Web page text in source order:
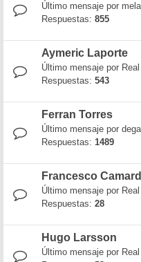
Último mensaje por
Respuestas: 855
Aymeric Laporte
Último mensaje por
Respuestas: 543
Ferran Torres
Último mensaje por
Respuestas: 1489
Francesco
Último mensaje por
Respuestas: 28
Hugo Larsson
Último mensaje por